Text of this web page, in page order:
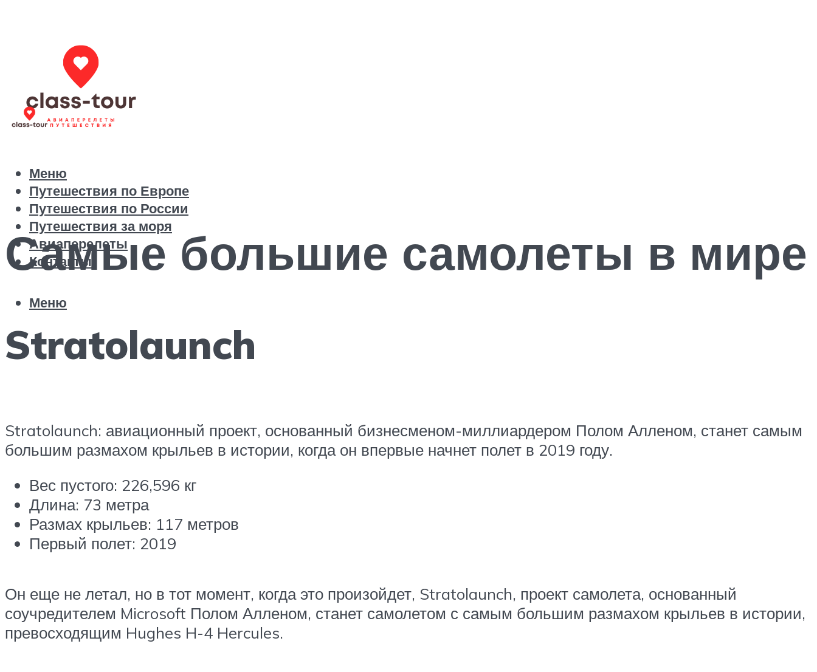
Путешествия по Европе
Путешествия по России
Путешествия за моря
Авиаперелеты
Контакты
Меню
Меню
Самые большие самолеты в мире
Stratolaunch
Stratolaunch: авиационный проект, основанный бизнесменом-миллиардером Полом Алленом, станет самым
большим размахом крыльев в истории, когда он впервые начнет полет в 2019 году.
Вес пустого: 226,596 кг
Длина: 73 метра
Размах крыльев: 117 метров
Первый полет: 2019
Он еще не летал, но в тот момент, когда это произойдет, Stratolaunch, проект самолета, основанный
соучредителем Microsoft Полом Алленом, станет самолетом с самым большим размахом крыльев в истории,
превосходящим Hughes H-4 Hercules.